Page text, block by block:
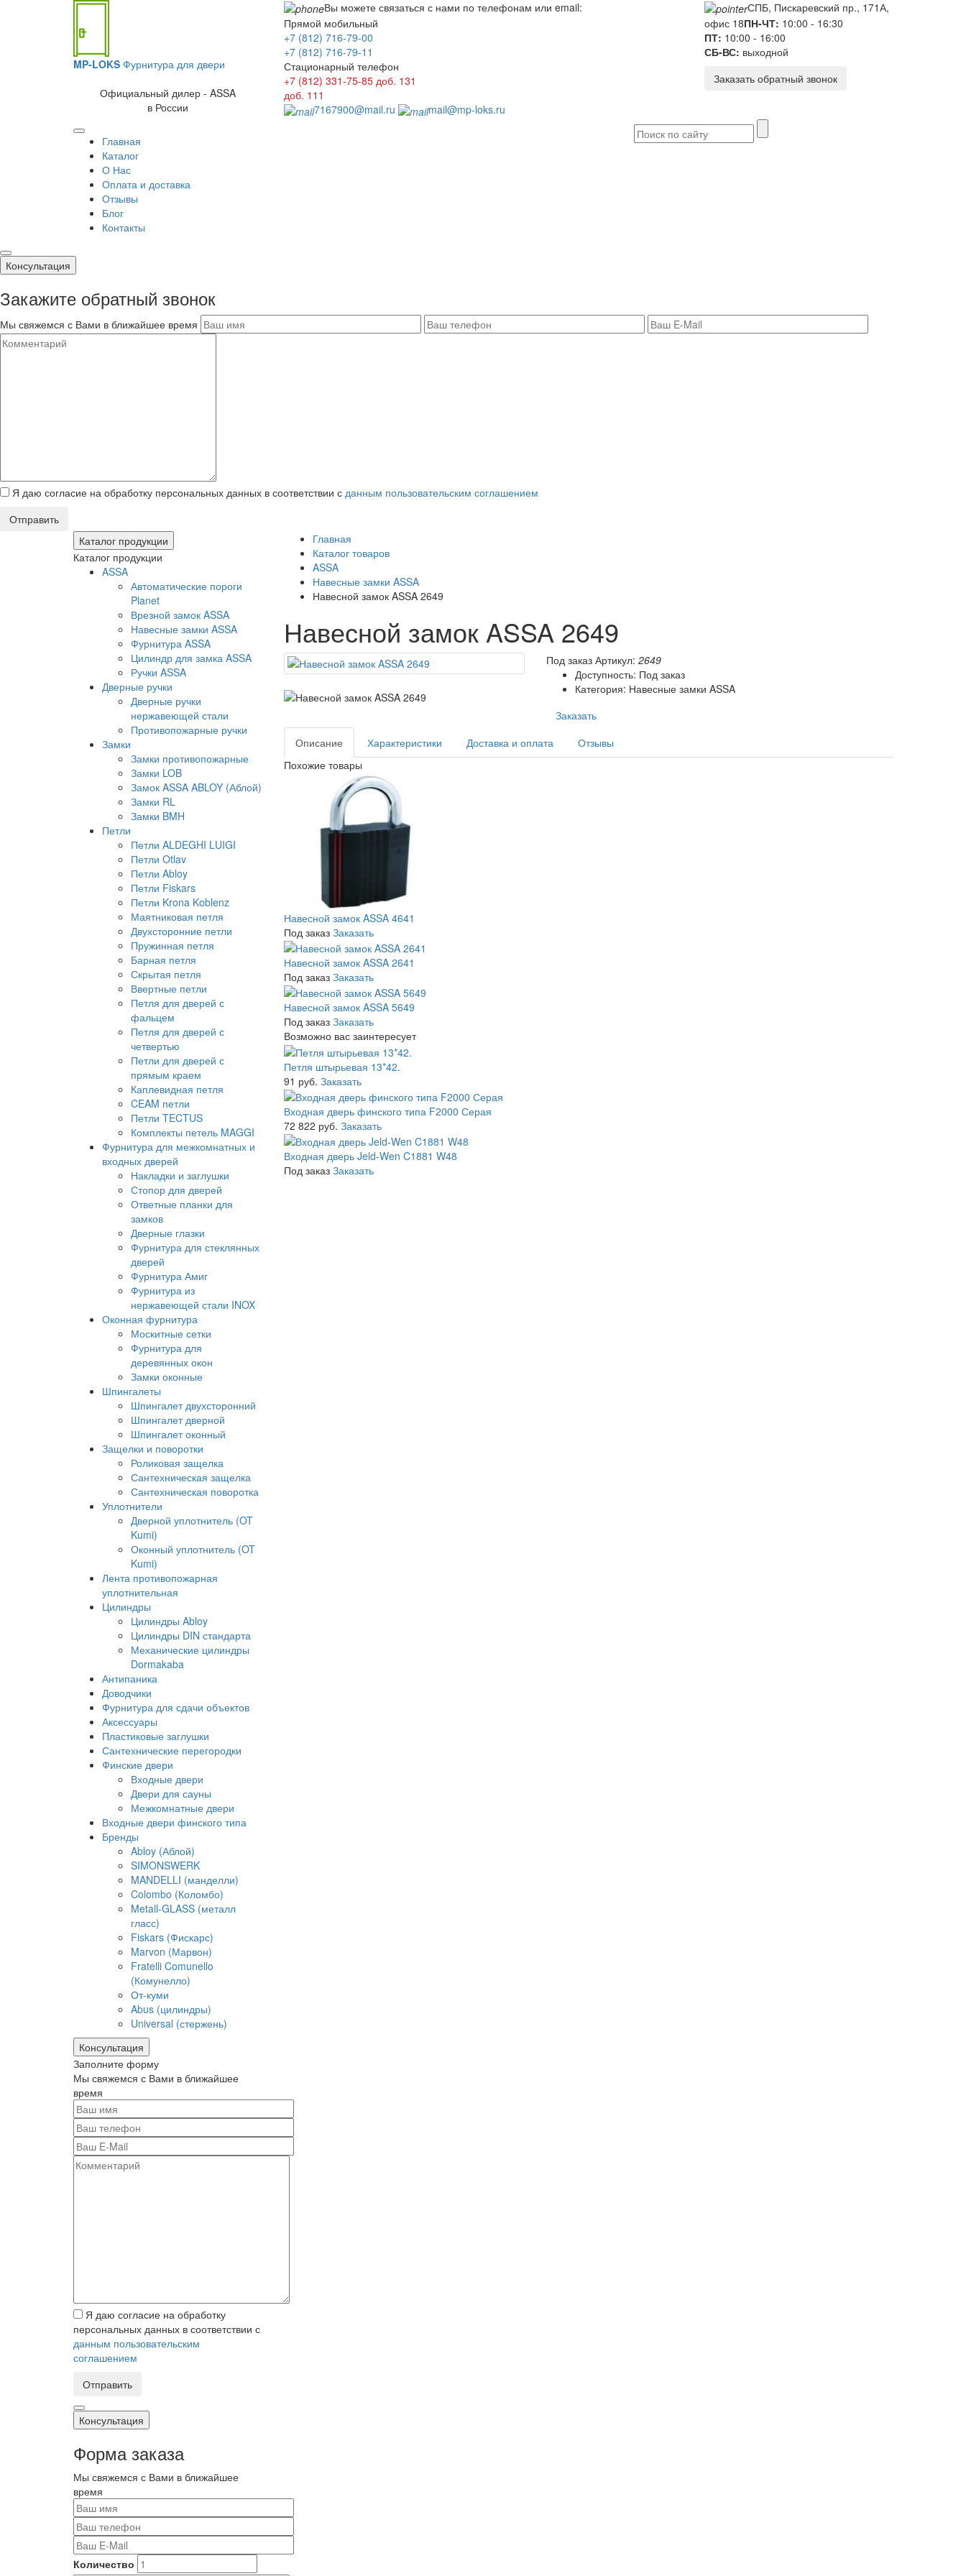
MP-LOKS Фурнитура для двери
Официальный дилер - ASSA
в России
Вы можете связаться с нами по телефонам или email:
Прямой мобильный
+7 (812) 716-79-00
+7 (812) 716-79-11
Стационарный телефон
+7 (812) 331-75-85 доб. 131
доб. 111
7167900@mail.ru
mail@mp-loks.ru
СПБ, Пискаревский пр., 171А,
офис 18ПН-ЧТ: 10:00 - 16:30
ПТ: 10:00 - 16:00
СБ-ВС: выходной
Заказать обратный звонок
Главная
Каталог
О Нас
Оплата и доставка
Отзывы
Блог
Контакты
Консультация
Закажите обратный звонок
Мы свяжемся с Вами в ближайшее время
Я даю согласие на обработку персональных данных в соответствии с данным пользовательским соглашением
Отправить
Каталог продукции
Каталог продукции
ASSA
Автоматические пороги
Planet
Врезной замок ASSA
Навесные замки ASSA
Фурнитура ASSA
Цилиндр для замка ASSA
Ручки ASSA
Дверные ручки
Дверные ручки
нержавеющей стали
Противопожарные ручки
Замки
Замки противопожарные
Замки LOB
Замок ASSA ABLOY (Аблой)
Замки RL
Замки BMH
Петли
Петли ALDEGHI LUIGI
Петли Otlav
Петли Abloy
Петли Fiskars
Петли Krona Koblenz
Маятниковая петля
Двухсторонние петли
Пружинная петля
Барная петля
Скрытая петля
Ввертные петли
Петля для дверей с
фальцем
Петля для дверей с
четвертью
Петли для дверей с
прямым краем
Каплевидная петля
CEAM петли
Петли TECTUS
Комплекты петель MAGGI
Фурнитура для межкомнатных и
входных дверей
Накладки и заглушки
Стопор для дверей
Ответные планки для
замков
Дверные глазки
Фурнитура для стеклянных
дверей
Фурнитура Амиг
Фурнитура из
нержавеющей стали INOX
Оконная фурнитура
Москитные сетки
Фурнитура для
деревянных окон
Замки оконные
Шпингалеты
Шпингалет двухсторонний
Шпингалет дверной
Шпингалет оконный
Защелки и поворотки
Роликовая защелка
Сантехническая защелка
Сантехническая поворотка
Уплотнители
Дверной уплотнитель (OT
Kumi)
Оконный уплотнитель (OT
Kumi)
Лента противопожарная
уплотнительная
Цилиндры
Цилиндры Abloy
Цилиндры DIN стандарта
Механические цилиндры
Dormakaba
Антипаника
Доводчики
Фурнитура для сдачи объектов
Аксессуары
Пластиковые заглушки
Сантехнические перегородки
Финские двери
Входные двери
Двери для сауны
Межкомнатные двери
Входные двери финского типа
Бренды
Abloy (Аблой)
SIMONSWERK
MANDELLI (манделли)
Colombo (Коломбо)
Metall-GLASS (металл
гласс)
Fiskars (Фискарс)
Marvon (Марвон)
Fratelli Comunello
(Комунелло)
От-куми
Abus (цилиндры)
Universal (стержень)
Консультация
Заполните форму
Мы свяжемся с Вами в ближайшее
время
Я даю согласие на обработку
персональных данных в соответствии с
данным пользовательским
соглашением
Отправить
Консультация
Форма заказа
Мы свяжемся с Вами в ближайшее
время
Количество
Главная
Каталог товаров
ASSA
Навесные замки ASSA
Навесной замок ASSA 2649
Навесной замок ASSA 2649
Под заказАртикул:2649
Доступность: Под заказ
Категория: Навесные замки ASSA
Заказать
Описание
Характеристики Доставка и оплата
Отзывы
Похожие товары
Навесной замок ASSA 4641
Под заказ Заказать
Навесной замок ASSA 2641
Под заказ Заказать
Навесной замок ASSA 5649
Под заказ Заказать
Возможно вас заинтересует
Петля штырьевая 13*42.
91 руб. Заказать
Входная дверь финского типа F2000 Серая
72 822 руб. Заказать
Входная дверь Jeld-Wen C1881 W48
Под заказ Заказать